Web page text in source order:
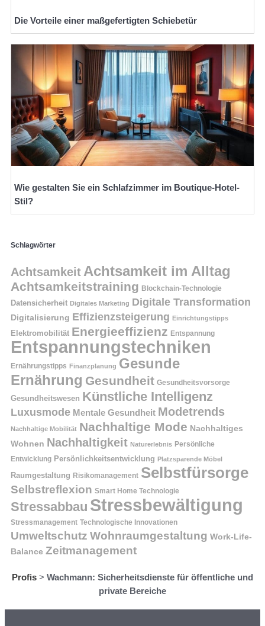
Die Vorteile einer maßgefertigten Schiebetür
Wie gestalten Sie ein Schlafzimmer im Boutique-Hotel-
Stil?
Schlagwörter
Achtsamkeit Achtsamkeit im Alltag
Achtsamkeitstraining Blockchain-Technologie
Datensicherheit Digitales Marketing Digitale Transformation
Digitalisierung Effizienzsteigerung Einrichtungstipps
Elektromobilität Energieeffizienz Entspannung
Entspannungstechniken
Ernährungstipps Finanzplanung Gesunde
Ernährung Gesundheit Gesundheitsvorsorge
Gesundheitswesen Künstliche Intelligenz
Luxusmode Mentale Gesundheit Modetrends
Nachhaltige Mobilität Nachhaltige Mode Nachhaltiges
Wohnen Nachhaltigkeit Naturerlebnis Persönliche
Entwicklung Persönlichkeitsentwicklung Platzsparende Möbel
Raumgestaltung Risikomanagement Selbstfürsorge
Selbstreflexion Smart Home Technologie
Stressabbau Stressbewältigung
Stressmanagement Technologische Innovationen
Umweltschutz Wohnraumgestaltung Work-Life-
Balance Zeitmanagement
Profis > Wachmann: Sicherheitsdienste für öffentliche und
private Bereiche